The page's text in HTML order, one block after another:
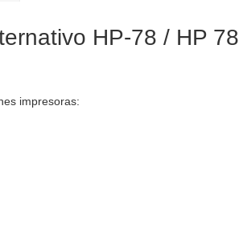
HP-78 / HP 78
impresoras: